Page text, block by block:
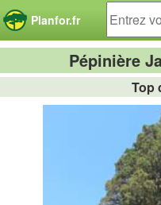
Planfor.fr
Pépinière
Top
Panneau de gestion des cookies